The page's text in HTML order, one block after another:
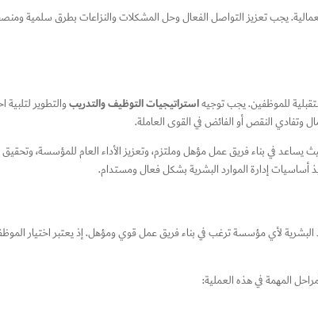
العمالية. يجب تعزيز التواصل الفعال وحل المشكلات والنزاعات بطرق سلمية
للموظفين. يجب توجيهاستراتيجيات التوظيف والتدريبوالتطوير
وتفادي النقص أو الفائض في القوى العاملة.
في بناء فريق عمل مؤهل وملتزم، وتعزيز الأداء العام للمؤسسة، وتحقيق
أساسيات إدارة الموارد البشرية بشكل فعال ومستدام.
البشرية لأي مؤسسة ترغب في بناء فريق عمل قوي ومؤهل. إذ يعتبر اختيار
المهمة في هذه العملية: